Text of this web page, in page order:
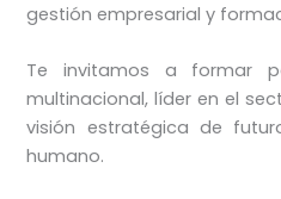
gestión empresarial y
Te invitamos a formar
multinacional, líder en el
visión estratégica de
humano.